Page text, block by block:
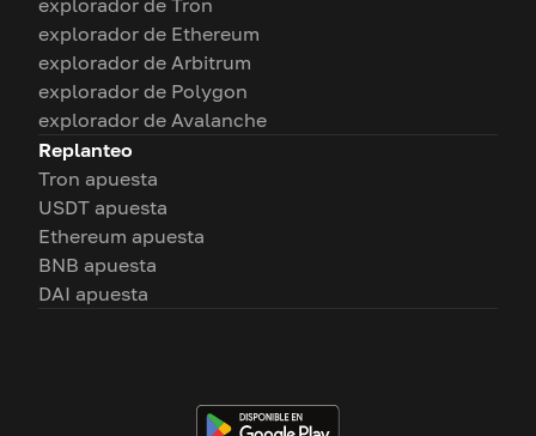
explorador de Tron
explorador de Ethereum
explorador de Arbitrum
explorador de Polygon
explorador de Avalanche
Replanteo
Tron apuesta
USDT apuesta
Ethereum apuesta
BNB apuesta
DAI apuesta